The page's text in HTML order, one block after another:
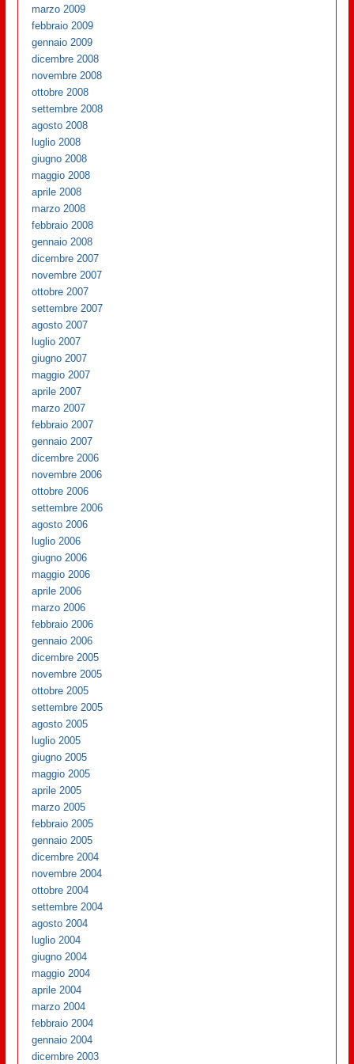
marzo 2009
febbraio 2009
gennaio 2009
dicembre 2008
novembre 2008
ottobre 2008
settembre 2008
agosto 2008
luglio 2008
giugno 2008
maggio 2008
aprile 2008
marzo 2008
febbraio 2008
gennaio 2008
dicembre 2007
novembre 2007
ottobre 2007
settembre 2007
agosto 2007
luglio 2007
giugno 2007
maggio 2007
aprile 2007
marzo 2007
febbraio 2007
gennaio 2007
dicembre 2006
novembre 2006
ottobre 2006
settembre 2006
agosto 2006
luglio 2006
giugno 2006
maggio 2006
aprile 2006
marzo 2006
febbraio 2006
gennaio 2006
dicembre 2005
novembre 2005
ottobre 2005
settembre 2005
agosto 2005
luglio 2005
giugno 2005
maggio 2005
aprile 2005
marzo 2005
febbraio 2005
gennaio 2005
dicembre 2004
novembre 2004
ottobre 2004
settembre 2004
agosto 2004
luglio 2004
giugno 2004
maggio 2004
aprile 2004
marzo 2004
febbraio 2004
gennaio 2004
dicembre 2003